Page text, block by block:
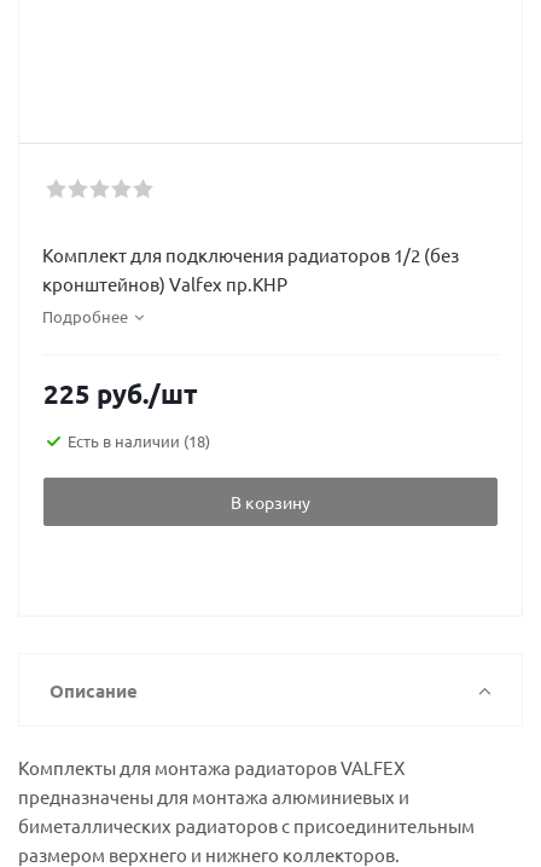
Комплект для подключения радиаторов 1/2 (без
кронштейнов) Valfex пр.КНР
Подробнее
225 руб./шт
Есть в наличии (18)
В корзину
Описание
Комплекты для монтажа радиаторов VALFEX
предназначены для монтажа алюминиевых и
биметаллических радиаторов с присоединительным
размером верхнего и нижнего коллекторов.